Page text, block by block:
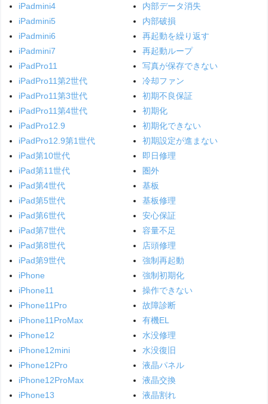
iPadmini4
iPadmini5
iPadmini6
iPadmini7
iPadPro11
iPadPro11第2世代
iPadPro11第3世代
iPadPro11第4世代
iPadPro12.9
iPadPro12.9第1世代
iPad第10世代
iPad第11世代
iPad第4世代
iPad第5世代
iPad第6世代
iPad第7世代
iPad第8世代
iPad第9世代
iPhone
iPhone11
iPhone11Pro
iPhone11ProMax
iPhone12
iPhone12mini
iPhone12Pro
iPhone12ProMax
iPhone13
内部データ消失
内部破損
再起動を繰り返す
再起動ループ
写真が保存できない
冷却ファン
初期不良保証
初期化
初期化できない
初期設定が進まない
即日修理
圏外
基板
基板修理
安心保証
容量不足
店頭修理
強制再起動
強制初期化
操作できない
故障診断
有機EL
水没修理
水没復旧
液晶パネル
液晶交換
液晶割れ